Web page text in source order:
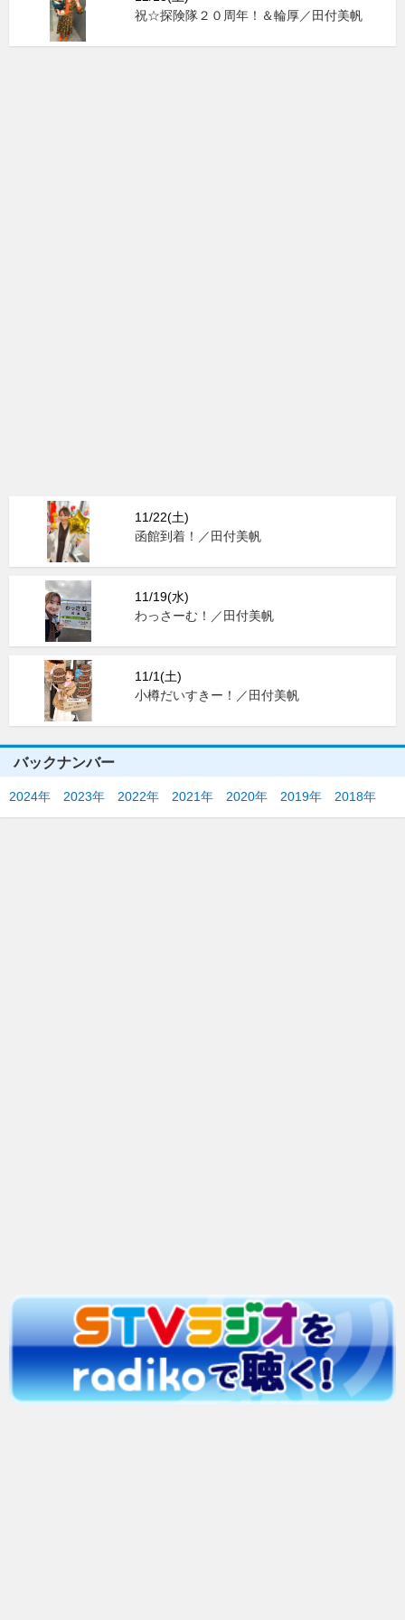
祝☆探険隊２０周年！＆輪厚／田付美帆
11/22(土)
函館到着！／田付美帆
11/19(水)
わっさーむ！／田付美帆
11/1(土)
小樽だいすきー！／田付美帆
バックナンバー
2024年 2023年 2022年 2021年 2020年 2019年 2018年